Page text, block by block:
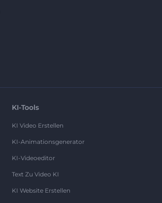
KI-Tools
KI Video Erstellen
KI-Animationsgenerator
KI-Videoeditor
Text Zu Video KI
KI Website Erstellen